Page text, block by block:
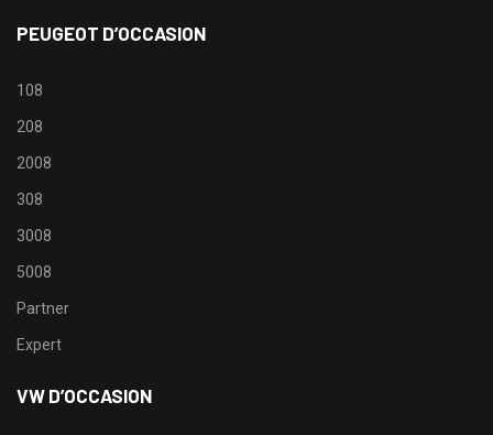
PEUGEOT D’OCCASION
108
208
2008
308
3008
5008
Partner
Expert
VW D’OCCASION